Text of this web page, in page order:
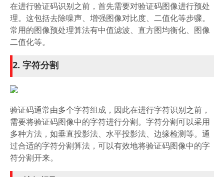
在进行验证码识别之前，首先需要对验证码图像进行预处
理。这包括去除噪声、增强图像对比度、二值化等步骤。
常用的图像预处理算法有中值滤波、直方图均衡化、图像
二值化等。
2. 字符分割
验证码通常由多个字符组成，因此在进行字符识别之前，
需要将验证码图像中的字符进行分割。字符分割可以采用
多种方法，如垂直投影法、水平投影法、边缘检测等。通
过合适的字符分割算法，可以有效地将验证码图像中的字
符分割开来。